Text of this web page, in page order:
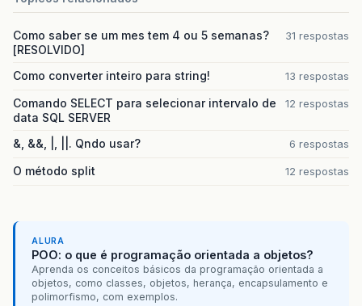
Como saber se um mes tem 4 ou 5 semanas?
[RESOLVIDO]
31 respostas
Como converter inteiro para string! 13 respostas
Comando SELECT para selecionar intervalo de
data SQL SERVER
12 respostas
&, &&, |, ||. Qndo usar? 6 respostas
O método split 12 respostas
ALURA
POO: o que é programação orientada a objetos?
Aprenda os conceitos básicos da programação orientada a
objetos, como classes, objetos, herança, encapsulamento e
polimorfismo, com exemplos.